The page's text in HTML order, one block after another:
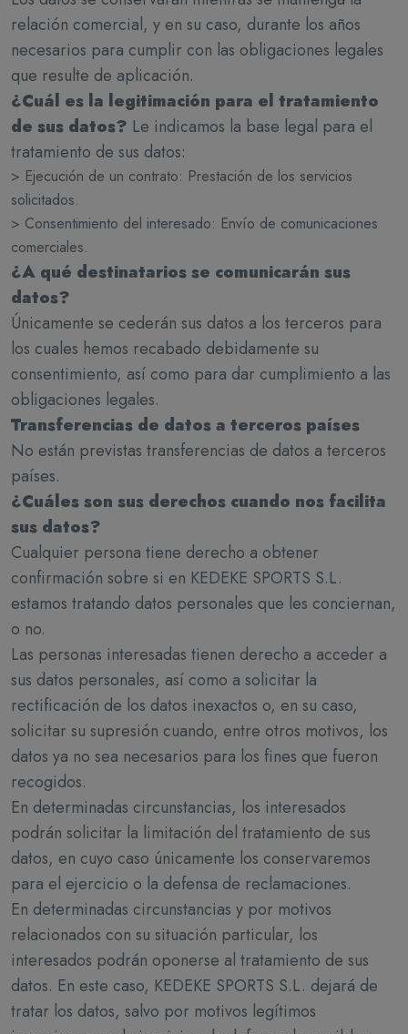
relación comercial, y en su caso, durante los años
necesarios para cumplir con las obligaciones legales
que resulte de aplicación.
¿Cuál es la legitimación para el tratamiento
de sus datos? Le indicamos la base legal para el
tratamiento de sus datos:
> Ejecución de un contrato: Prestación de los servicios
solicitados.
> Consentimiento del interesado: Envío de comunicaciones
comerciales.
¿A qué destinatarios se comunicarán sus
datos?
Únicamente se cederán sus datos a los terceros para
los cuales hemos recabado debidamente su
consentimiento, así como para dar cumplimiento a las
obligaciones legales.
Transferencias de datos a terceros países
No están previstas transferencias de datos a terceros
países.
¿Cuáles son sus derechos cuando nos facilita
sus datos?
Cualquier persona tiene derecho a obtener
confirmación sobre si en KEDEKE SPORTS S.L.
estamos tratando datos personales que les conciernan,
o no.
Las personas interesadas tienen derecho a acceder a
sus datos personales, así como a solicitar la
rectificación de los datos inexactos o, en su caso,
solicitar su supresión cuando, entre otros motivos, los
datos ya no sea necesarios para los fines que fueron
recogidos.
En determinadas circunstancias, los interesados
podrán solicitar la limitación del tratamiento de sus
datos, en cuyo caso únicamente los conservaremos
para el ejercicio o la defensa de reclamaciones.
En determinadas circunstancias y por motivos
relacionados con su situación particular, los
interesados podrán oponerse al tratamiento de sus
datos. En este caso, KEDEKE SPORTS S.L. dejará de
tratar los datos, salvo por motivos legítimos